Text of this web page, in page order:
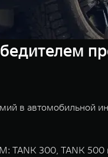
в автомобильной
300, TANK 500